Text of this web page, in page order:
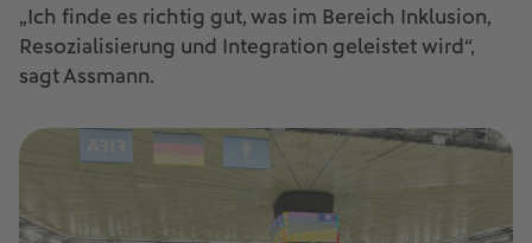
„Ich finde es richtig gut, was im Bereich Inklusion,
Resozialisierung und Integration geleistet wird“,
sagt Assmann.